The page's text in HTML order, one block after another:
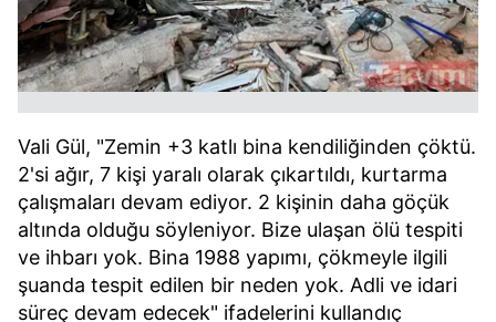
Vali Gül, "Zemin +3 katlı bina kendiliğinden çöktü.
2'si ağır, 7 kişi yaralı olarak çıkartıldı, kurtarma
çalışmaları devam ediyor. 2 kişinin daha göçük
altında olduğu söyleniyor. Bize ulaşan ölü tespiti
ve ihbarı yok. Bina 1988 yapımı, çökmeyle ilgili
şuanda tespit edilen bir neden yok. Adli ve idari
süreç devam edecek" ifadelerini kullandıç